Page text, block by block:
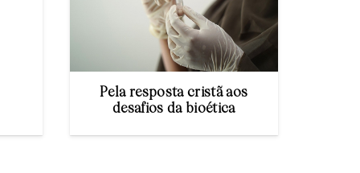
Pela resposta cristã aos
desafios da bioética